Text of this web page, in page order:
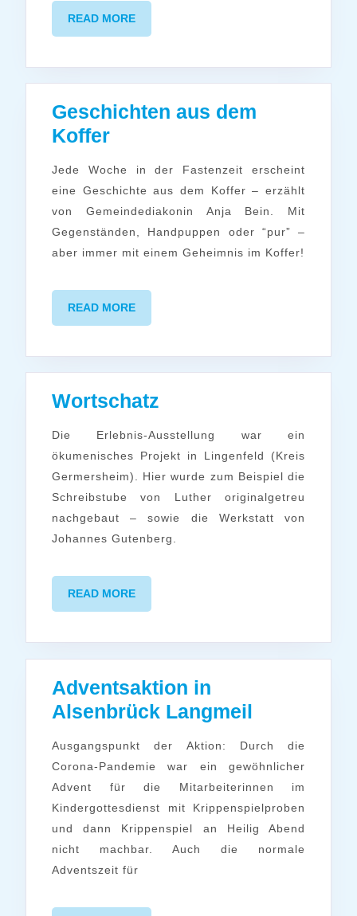
READ MOREREAD
MORE
Geschichten aus dem
KofferGeschichten
dem
Koffer
Jede Woche in der Fastenzeit erscheint
eine Geschichte aus dem Koffer – erzählt
von Gemeindediakonin Anja Bein. Mit
Gegenständen, Handpuppen oder “pur” –
aber immer mit einem Geheimnis im Koffer!
READ MOREREAD
MORE
Wortschatz
Die Erlebnis-Ausstellung war ein
ökumenisches Projekt in Lingenfeld (Kreis
Germersheim). Hier wurde zum Beispiel die
Schreibstube von Luther originalgetreu
nachgebaut – sowie die Werkstatt von
Johannes Gutenberg.
READ MOREREAD
MORE
Adventsaktion in
Alsenbrück Langmeil
Langmeil
Ausgangspunkt der Aktion: Durch die
Corona-Pandemie war ein gewöhnlicher
Advent für die Mitarbeiterinnen im
Kindergottesdienst mit Krippenspielproben
und dann Krippenspiel an Heilig Abend
nicht machbar. Auch die normale
Adventszeit für